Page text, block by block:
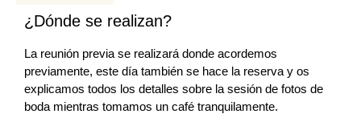
¿Dónde se realizan?
La reunión previa se realizará donde acordemos
previamente, este día también se hace la reserva y os
explicamos todos los detalles sobre la sesión de fotos de
boda mientras tomamos un café tranquilamente.